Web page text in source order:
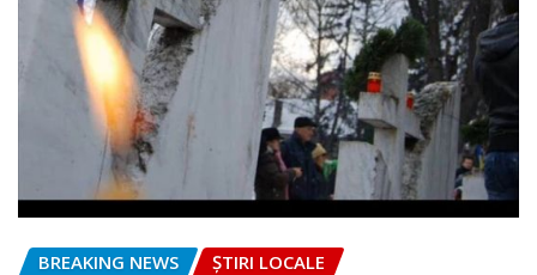
BREAKING NEWS ȘTIRI LOCALE